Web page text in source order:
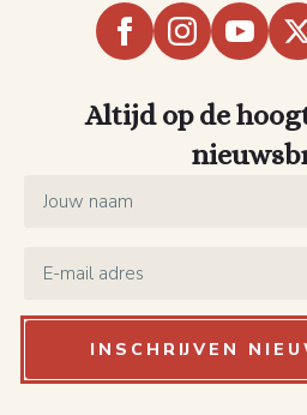
Altijd op de
INSCHRIJVEN